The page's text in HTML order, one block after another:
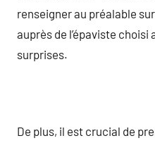
renseigner au préalable
auprès de l’épaviste choisi
surprises.
De plus, il est crucial de